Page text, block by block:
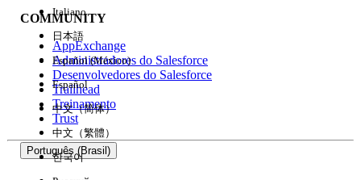
Experiência
COMMUNITY
AppExchange
Administradores do Salesforce
Desenvolvedores do Salesforce
Trailhead
Treinamento
Trust
Português (Brasil)
Italiano
日本語
Español (México)
Español
中文（简体）
中文（繁體）
한국어